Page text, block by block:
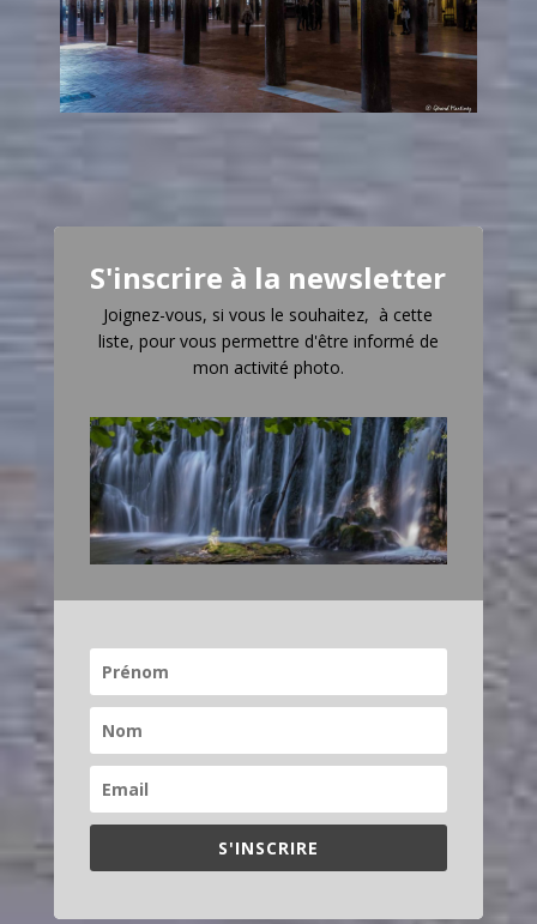
S'inscrire à la newsletter
Joignez-vous, si vous le souhaitez, à cette
liste, pour vous permettre d'être informé de
mon activité photo.
S'INSCRIRE